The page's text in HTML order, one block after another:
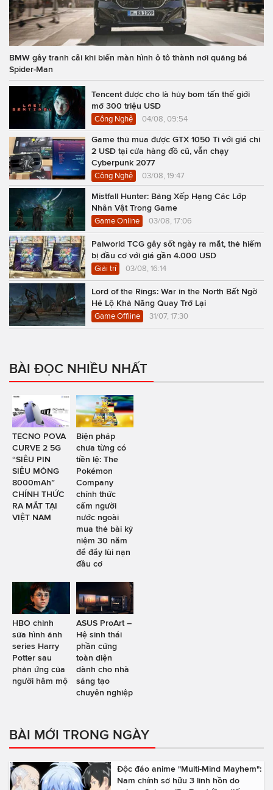
BMW gây tranh cãi khi biến màn hình ô tô thành nơi quảng bá
Spider-Man
Tencent được cho là hủy bom tấn thế giới
mở 300 triệu USD
Công Nghệ 04/08, 09:54
Game thủ mua được GTX 1050 Ti với giá chỉ
2 USD tại cửa hàng đồ cũ, vẫn chạy
Cyberpunk 2077
Công Nghệ 03/08, 19:47
Mistfall Hunter: Bảng Xếp Hạng Các Lớp
Nhân Vật Trong Game
Game Online 03/08, 17:06
Palworld TCG gây sốt ngày ra mắt, thẻ hiếm
bị đầu cơ với giá gần 4.000 USD
Giải trí 03/08, 16:14
Lord of the Rings: War in the North Bất Ngờ
Hé Lộ Khả Năng Quay Trở Lại
Game Offline 31/07, 17:30
BÀI ĐỌC NHIỀU NHẤT
TECNO POVA
CURVE 2 5G
“SIÊU PIN
SIÊU MỎNG
8000mAh”
CHÍNH THỨC
RA MẮT TẠI
VIỆT NAM
Biện pháp
chưa từng có
tiền lệ: The
Pokémon
Company
chính thức
cấm người
nước ngoài
mua thẻ bài kỷ
niệm 30 năm
để đẩy lùi nạn
đầu cơ
HBO chỉnh
sửa hình ảnh
series Harry
Potter sau
phản ứng của
người hâm mộ
ASUS ProArt –
Hệ sinh thái
phần cứng
toàn diện
dành cho nhà
sáng tạo
chuyên nghiệp
BÀI MỚI TRONG NGÀY
Độc đáo anime "Multi-Mind Mayhem":
Nam chính sở hữu 3 linh hồn do